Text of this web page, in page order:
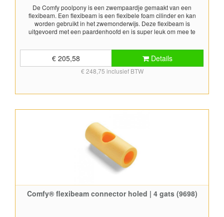
De Comfy poolpony is een zwempaardje gemaakt van een
flexibeam. Een flexibeam is een flexibele foam cilinder en kan
worden gebruikt in het zwemonderwijs. Deze flexibeam is
uitgevoerd met een paardenhoofd en is super leuk om mee te
stuks in assortimentskleuren
€ 205,58 Details
€ 248,75 inclusief BTW
Comfy® flexibeam connector holed | 4 gats (9698)